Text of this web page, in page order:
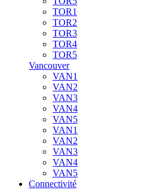
TOR1
TOR2
TOR3
TOR4
TOR5
Vancouver
VAN1
VAN2
VAN3
VAN4
VAN5
VAN1
VAN2
VAN3
VAN4
VAN5
Connectivité